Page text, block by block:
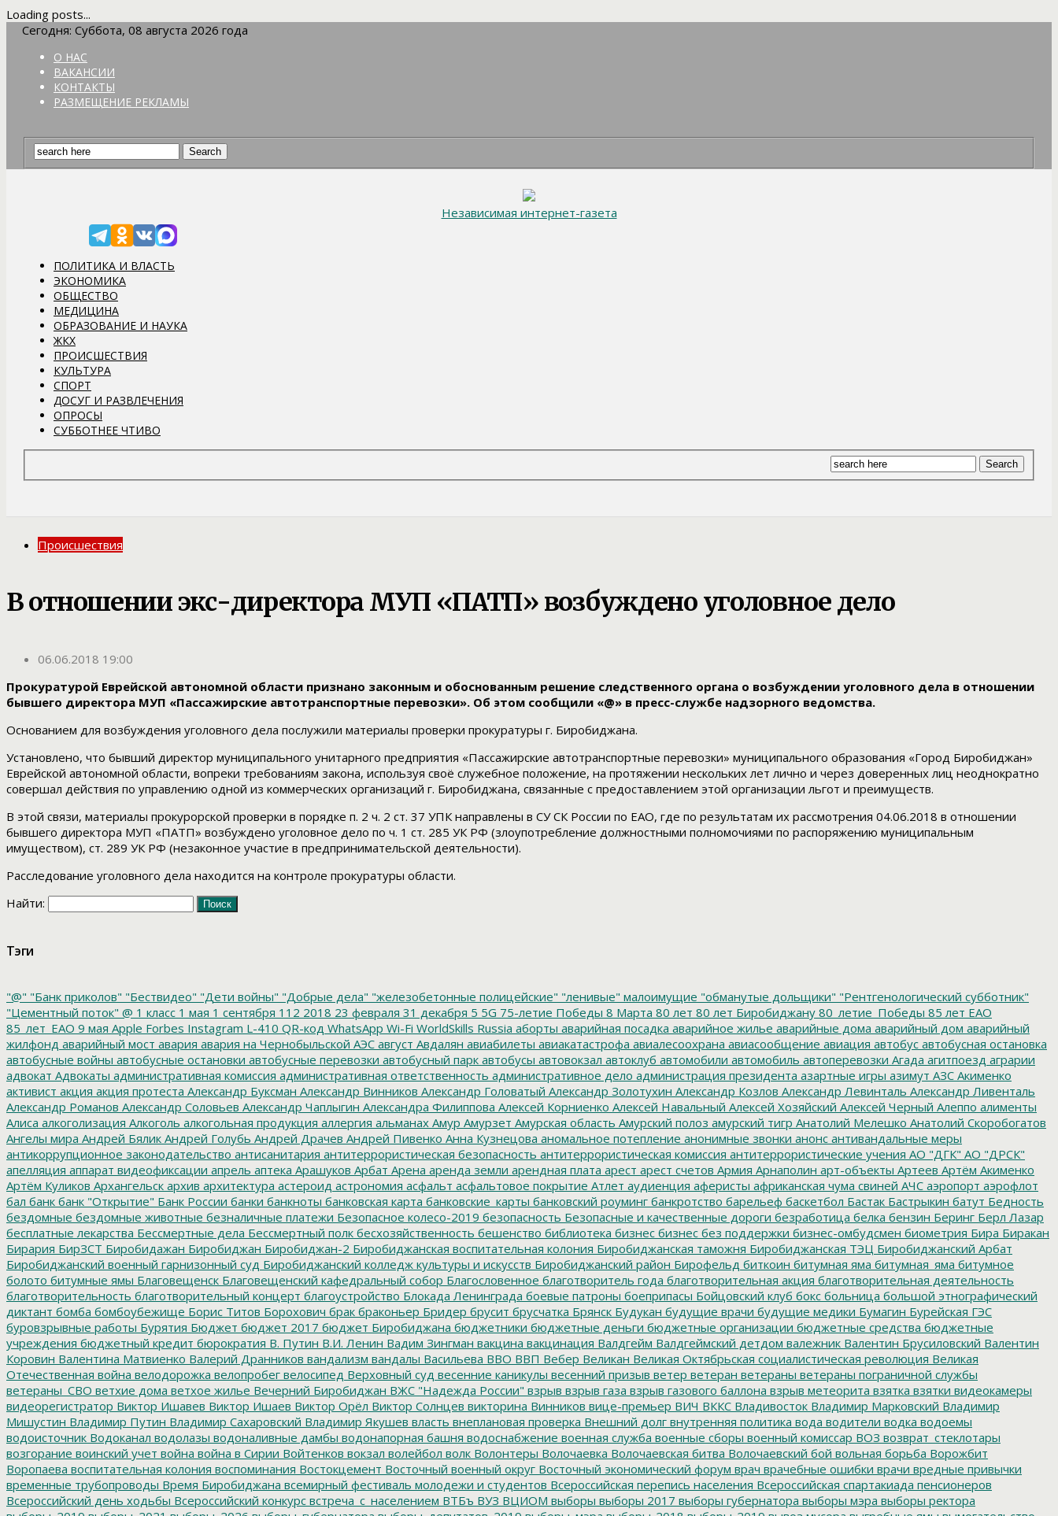
Loading posts...
Сегодня: Суббота, 08 августа 2026 года
О НАС
ВАКАНСИИ
КОНТАКТЫ
РАЗМЕЩЕНИЕ РЕКЛАМЫ
Независимая интернет-газета
ПОЛИТИКА И ВЛАСТЬ
ЭКОНОМИКА
ОБЩЕСТВО
МЕДИЦИНА
ОБРАЗОВАНИЕ И НАУКА
ЖКХ
ПРОИСШЕСТВИЯ
КУЛЬТУРА
СПОРТ
ДОСУГ И РАЗВЛЕЧЕНИЯ
ОПРОСЫ
СУББОТНЕЕ ЧТИВО
Происшествия
В отношении экс-директора МУП «ПАТП» возбуждено уголовное дело
06.06.2018 19:00
Прокуратурой Еврейской автономной области признано законным и обоснованным решение следственного органа о возбуждении уголовного дела в отношении
бывшего директора МУП «Пассажирские автотранспортные перевозки». Об этом сообщили «@» в пресс-службе надзорного ведомства.
Основанием для возбуждения уголовного дела послужили материалы проверки прокуратуры г. Биробиджана.
Установлено, что бывший директор муниципального унитарного предприятия «Пассажирские автотранспортные перевозки» муниципального образования «Город Биробиджан»
Еврейской автономной области, вопреки требованиям закона, используя своё служебное положение, на протяжении нескольких лет лично и через доверенных лиц неоднократно
совершал действия по управлению одной из коммерческих организаций г. Биробиджана, связанные с предоставлением этой организации льгот и преимуществ.
В этой связи, материалы прокурорской проверки в порядке п. 2 ч. 2 ст. 37 УПК направлены в СУ СК России по ЕАО, где по результатам их рассмотрения 04.06.2018 в отношении
бывшего директора МУП «ПАТП» возбуждено уголовное дело по ч. 1 ст. 285 УК РФ (злоупотребление должностными полномочиями по распоряжению муниципальным
имуществом), ст. 289 УК РФ (незаконное участие в предпринимательской деятельности).
Расследование уголовного дела находится на контроле прокуратуры области.
Найти:
Тэги
"@" "Банк приколов" "Бествидео" "Дети войны" "Добрые дела" "железобетонные полицейские" "ленивые" малоимущие "обманутые дольщики" "Рентгенологический субботник"
"Цементный поток" @ 1 класс 1 мая 1 сентября 112 2018 23 февраля 31 декабря 5 5G 75-летие Победы 8 Марта 80 лет 80 лет Биробиджану 80_летие_Победы 85 лет ЕАО
85_лет_ЕАО 9 мая Apple Forbes Instagram L-410 QR-код WhatsApp Wi-Fi WorldSkills Russia аборты аварийная посадка аварийное жилье аварийные дома аварийный дом аварийный
жилфонд аварийный мост авария авария на Чернобыльской АЭС август Авдалян авиабилеты авиакатастрофа авиалесоохрана авиасообщение авиация автобус автобусная остановка
автобусные войны автобусные остановки автобусные перевозки автобусный парк автобусы автовокзал автоклуб автомобили автомобиль автоперевозки Агада агитпоезд аграрии
адвокат Адвокаты административная комиссия административная ответственность административное дело администрация президента азартные игры азимут АЗС Акименко
активист акция акция протеста Александр Буксман Александр Винников Александр Головатый Александр Золотухин Александр Козлов Александр Левинталь Александр Ливенталь
Александр Романов Александр Соловьев Александр Чаплыгин Александра Филиппова Алексей Корниенко Алексей Навальный Алексей Хозяйский Алексей Черный Алеппо алименты
Алиса алкоголизация Алкоголь алкогольная продукция аллергия альманах Амур Амурзет Амурская область Амурский полоз амурский тигр Анатолий Мелешко Анатолий Скоробогатов
Ангелы мира Андрей Бялик Андрей Голубь Андрей Драчев Андрей Пивенко Анна Кузнецова аномальное потепление анонимные звонки анонс антивандальные меры
антикоррупционное законодательство антисанитария антитеррористическая безопасность антитеррористическая комиссия антитеррористические учения АО "ДГК" АО "ДРСК"
апелляция аппарат видеофиксации апрель аптека Арашуков Арбат Арена аренда земли арендная плата арест арест счетов Армия Арнаполин арт-объекты Артеев Артём Акименко
Артём Куликов Архангельск архив архитектура астероид астрономия асфальт асфальтовое покрытие Атлет аудиенция аферисты африканская чума свиней АЧС аэропорт аэрофлот
бал банк банк "Открытие" Банк России банки банкноты банковская карта банковские_карты банковский роуминг банкротство барельеф баскетбол Бастак Бастрыкин батут Бедность
бездомные бездомные животные безналичные платежи Безопасное колесо-2019 безопасность Безопасные и качественные дороги безработица белка бензин Беринг Берл Лазар
бесплатные лекарства Бессмертные дела Бессмертный полк бесхозяйственность бешенство библиотека бизнес бизнес без поддержки бизнес-омбудсмен биометрия Бира Биракан
Бирария БирЗСТ Биробидажан Биробиджан Биробиджан-2 Биробиджанская воспитательная колония Биробиджанская таможня Биробиджанская ТЭЦ Биробиджанский Арбат
Биробиджанский военный гарнизонный суд Биробиджанский колледж культуры и искусств Биробиджанский район Бирофельд биткоин битумная яма битумная_яма битумное
болото битумные ямы Благовещенск Благовещенский кафедральный собор Благословенное благотворитель года благотворительная акция благотворительная деятельность
благотворительность благотворительный концерт благоустройство Блокада Ленинграда боевые патроны боеприпасы Бойцовский клуб бокс больница большой этнографический
диктант бомба бомбоубежище Борис Титов Борохович брак браконьер Бридер брусит брусчатка Брянск Будукан будущие врачи будущие медики Бумагин Бурейская ГЭС
буровзрывные работы Бурятия Бюджет бюджет 2017 бюджет Биробиджана бюджетники бюджетные деньги бюджетные организации бюджетные средства бюджетные
учреждения бюджетный кредит бюрократия В. Путин В.И. Ленин Вадим Зингман вакцина вакцинация Валдгейм Валдгеймский детдом валежник Валентин Брусиловский Валентин
Коровин Валентина Матвиенко Валерий Дранников вандализм вандалы Васильева ВВО ВВП Вебер Великан Великая Октябрьская социалистическая революция Великая
Отечественная война велодорожка велопробег велосипед Верховный суд весенние каникулы весенний призыв ветер ветеран ветераны ветераны пограничной службы
ветераны_СВО ветхие дома ветхое жилье Вечерний Биробиджан ВЖС "Надежда России" взрыв взрыв газа взрыв газового баллона взрыв метеорита взятка взятки видеокамеры
видеорегистратор Виктор Ишавев Виктор Ишаев Виктор Орёл Виктор Солнцев викторина Винников вице-премьер ВИЧ ВККС Владивосток Владимир Марковский Владимир
Мишустин Владимир Путин Владимир Сахаровский Владимир Якушев власть внеплановая проверка Внешний долг внутренняя политика вода водители водка водоемы
водоисточник Водоканал водолазы водоналивные дамбы водонапорная башня водоснабжение военная служба военные сборы военный комиссар ВОЗ возврат_стеклотары
возгорание воинский учет война война в Сирии Войтенков вокзал волейбол волк Волонтеры Волочаевка Волочаевская битва Волочаевский бой вольная борьба Ворожбит
Воропаева воспитательная колония воспоминания Востокцемент Восточный военный округ Восточный экономический форум врач врачебные ошибки врачи вредные привычки
временные трубопроводы Время Биробиджана всемирный фестиваль молодежи и студентов Всероссийская перепись населения Всероссийская спартакиада пенсионеров
Всероссийский день ходьбы Всероссийский конкурс встреча_с_населением ВТБъ ВУЗ ВЦИОМ выборы выборы 2017 выборы губернатора выборы мэра выборы ректора